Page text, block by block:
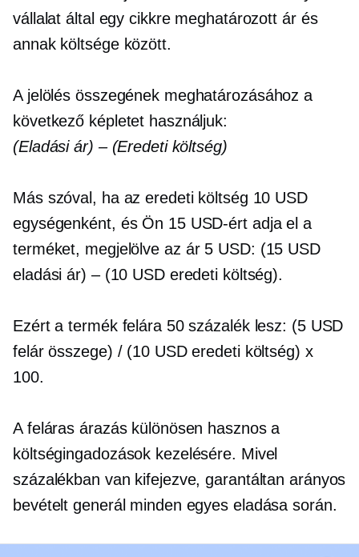
vállalat által egy cikkre meghatározott ár és
annak költsége között.
A jelölés összegének meghatározásához a
következő képletet használjuk:
(Eladási ár) – (Eredeti költség)
Más szóval, ha az eredeti költség 10 USD
egységenként, és Ön 15 USD-ért adja el a
terméket, megjelölve az ár 5 USD: (15 USD
eladási ár) – (10 USD eredeti költség).
Ezért a termék felára 50 százalék lesz: (5 USD
felár összege) / (10 USD eredeti költség) x
100.
A feláras árazás különösen hasznos a
költségingadozások kezelésére. Mivel
százalékban van kifejezve, garantáltan arányos
bevételt generál minden egyes eladása során.